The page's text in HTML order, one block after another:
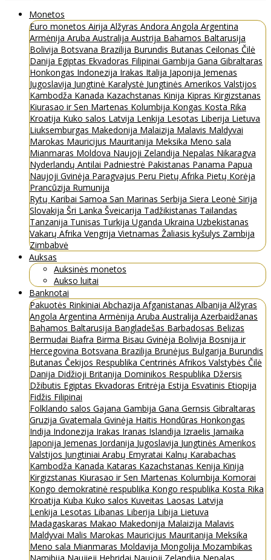
Monetos
Euro monetos Airija Alžyras Andora Angola Argentina
Armėnija Aruba Australija Austrija Bahamos Baltarusija
Bolivija Botsvana Brazilija Burundis Butanas Ceilonas Čilė
Danija Egiptas Ekvadoras Filipinai Gambija Gana Gibraltaras
Honkongas Indonezija Irakas Italija Japonija Jemenas
Jugoslavija Jungtinė Karalystė Jungtinės Amerikos Valstijos
Kambodža Kanada Kazachstanas Kinija Kipras Kirgizstanas
Kiurasao ir Sen Martenas Kolumbija Kongas Kosta Rika
Kroatija Kuko salos Latvija Lenkija Lesotas Liberija Lietuva
Liuksemburgas Makedonija Malaizija Malavis Maldyvai
Marokas Mauricijus Mauritanija Meksika Meno sala
Mianmaras Moldova Naujoji Zelandija Nepalas Nikaragva
Nyderlandų Antilai Padniestrė Pakistanas Panama Papua
Naujoji Gvinėja Paragvajus Peru Pietų Afrika Pietų Korėja
Prancūzija Rumunija
Rytų Karibai Samoa San Marinas Serbija Siera Leonė Sirija
Slovakija Šri Lanka Šveicarija Tadžikistanas Tailandas
Tanzanija Tunisas Turkija Uganda Ukraina Uzbekistanas
Vakarų Afrika Vengrija Vietnamas Žaliasis kyšulys Zambija
Zimbabvė
Auksas
Auksinės monetos
Aukso luitai
Banknotai
Pakuotės Rinkiniai Abchazija Afganistanas Albanija Alžyras
Angola Argentina Armėnija Aruba Australija Azerbaidžanas
Bahamos Baltarusija Bangladešas Barbadosas Belizas
Bermudai Biafra Birma Bisau Gvinėja Bolivija Bosnija ir
Hercegovina Botsvana Brazilija Brunėjus Bulgarija Burundis
Butanas Čekijos Respublika Centrinės Afrikos Valstybės Čilė
Danija Didžioji Britanija Dominikos Respublika Džersis
Džibutis Egiptas Ekvadoras Eritrėja Estija Esvatinis Etiopija
Fidžis Filipinai
Folklando salos Gajana Gambija Gana Gernsis Gibraltaras
Gruzija Gvatemala Gvinėja Haitis Hondūras Honkongas
Indija Indonezija Irakas Iranas Islandija Izraelis Jamaika
Japonija Jemenas Jordanija Jugoslavija Jungtinės Amerikos
Valstijos Jungtiniai Arabų Emyratai Kalnų Karabachas
Kambodža Kanada Kataras Kazachstanas Kenija Kinija
Kirgizstanas Kiurasao ir Sen Martenas Kolumbija Komorai
Kongo demokratinė respublika Kongo respublika Kosta Rika
Kroatija Kuba Kuko salos Kuveitas Laosas Latvija
Lenkija Lesotas Libanas Liberija Libija Lietuva
Madagaskaras Makao Makedonija Malaizija Malavis
Maldyvai Malis Marokas Mauricijus Mauritanija Meksika
Meno sala Mianmaras Moldavija Mongolija Mozambikas
Namibija Naujieji Hebridai Naujoji Zelandija Nepalas